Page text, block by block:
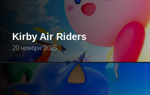
Kirby Air Riders
20 ноября 2025